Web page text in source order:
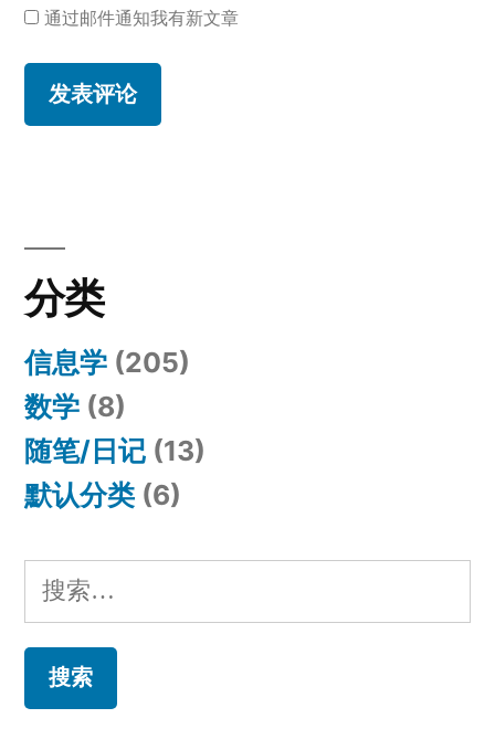
通过邮件通知我有新文章
分类
信息学 (205)
数学 (8)
随笔/日记 (13)
默认分类 (6)
搜
索：